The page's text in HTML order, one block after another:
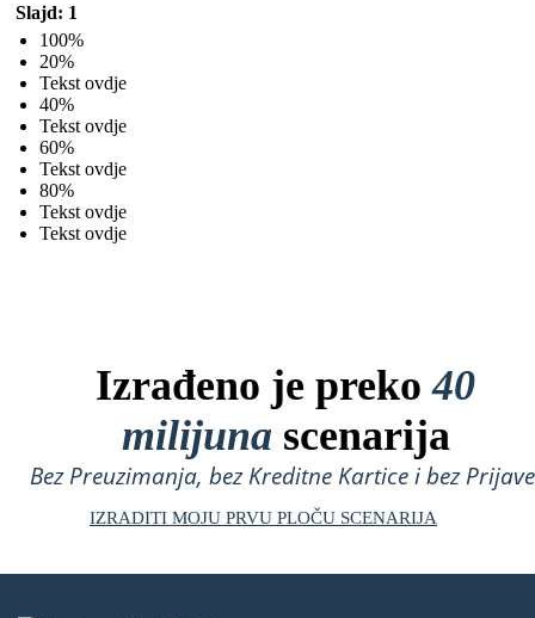
Slajd: 1
100%
20%
Tekst ovdje
40%
Tekst ovdje
60%
Tekst ovdje
80%
Tekst ovdje
Tekst ovdje
Izrađeno je preko40
milijuna scenarija
Bez Preuzimanja, bez Kreditne Kartice i bez
IZRADITI MOJU PRVU PLOČU SCENARIJA